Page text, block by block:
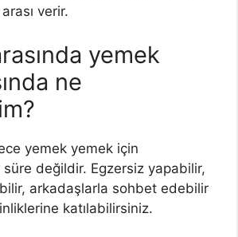
verir.
yemek
ne
yemek yemek için
süre değildir. Egzersiz yapabilir,
arkadaşlarla sohbet edebilir
katılabilirsiniz.